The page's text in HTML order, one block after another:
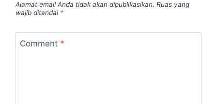
Alamat email Anda tidak akan dipublikasikan. Ruas yang
wajib ditandai *
Comment *